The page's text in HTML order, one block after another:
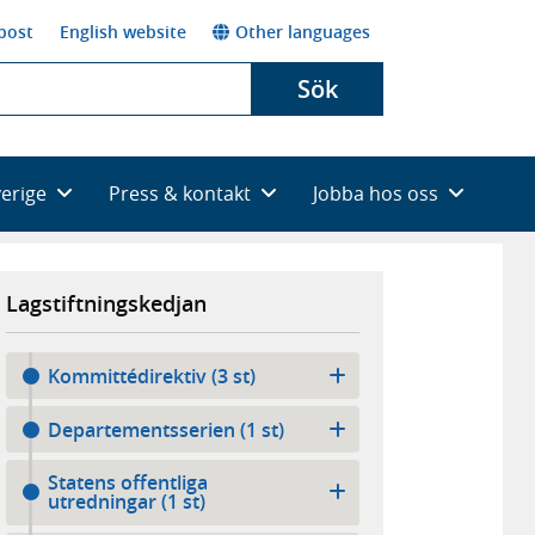
English website Other languages
Sök
Press & kontakt Jobba hos oss
Lagstiftningskedjan
Kommittédirektiv (3 st)
Departementsserien (1 st)
Statens offentliga
utredningar (1 st)